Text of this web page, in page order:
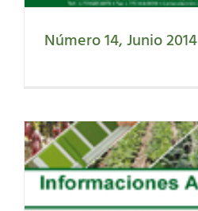
Número 14, Junio 2014